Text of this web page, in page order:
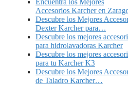
Accesorios Karcher en
Descubre los Mejores
Dexter Karcher para…
Descubre los mejores
para hidrolavadoras Karcher
Descubre los mejores
para tu Karcher K3
Descubre los Mejores
de Taladro Karcher…